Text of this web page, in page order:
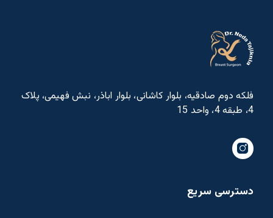
فلکه دوم صادقیه، بلوار کاشانی، بلوار اباذر، نبش فهیمی، پلاک
4، طبقه 4، واحد 15
دسترسی سریع